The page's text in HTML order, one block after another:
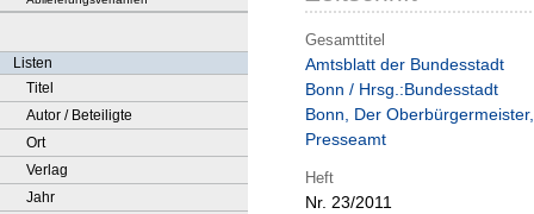
Listen
Titel
Autor / Beteiligte
Ort
Verlag
Jahr
Gesamttitel
Amtsblatt der Bundesstadt
Bonn / Hrsg.:Bundesstadt
Bonn, Der Oberbürgermeister,
Presseamt
Heft
Nr. 23/2011